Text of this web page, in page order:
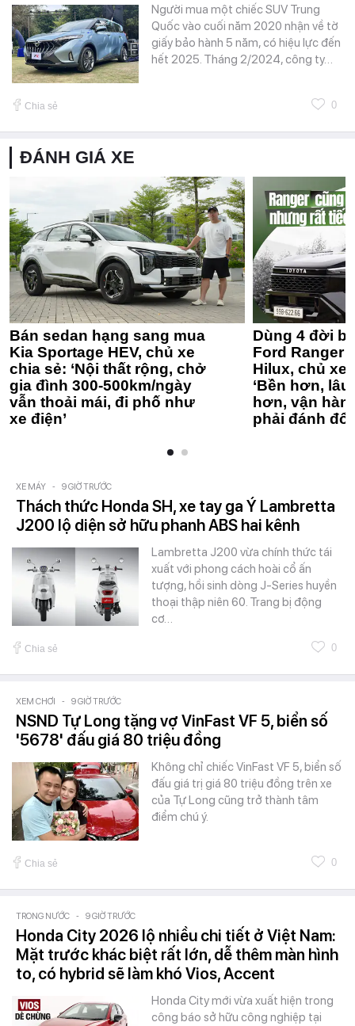
Người mua một chiếc SUV Trung
Quốc vào cuối năm 2020 nhận về tờ
giấy bảo hành 5 năm, có hiệu lực đến
hết 2025. Tháng 2/2024, công ty…
Chia sẻ 0
ĐÁNH GIÁ XE
Bán sedan hạng sang mua
Kia Sportage HEV, chủ xe
chia sẻ: ‘Nội thất rộng, chở
gia đình 300-500km/ngày
vẫn thoải mái, đi phố như
xe điện’
Dùng 4 đời
Ford Ranger
Hilux, chủ xe
‘Bền hơn,
hơn, vận
phải đánh
XE MÁY - 9 GIỜ TRƯỚC
Thách thức Honda SH, xe tay ga Ý Lambretta
J200 lộ diện sở hữu phanh ABS hai kênh
Lambretta J200 vừa chính thức tái
xuất với phong cách hoài cổ ấn
tượng, hồi sinh dòng J-Series huyền
thoại thập niên 60. Trang bị động
cơ…
Chia sẻ 0
XEM CHƠI - 9 GIỜ TRƯỚC
NSND Tự Long tặng vợ VinFast VF 5, biển số
'5678' đấu giá 80 triệu đồng
Không chỉ chiếc VinFast VF 5, biển số
đấu giá trị giá 80 triệu đồng trên xe
của Tự Long cũng trở thành tâm
điểm chú ý.
Chia sẻ 0
TRONG NƯỚC - 9 GIỜ TRƯỚC
Honda City 2026 lộ nhiều chi tiết ở Việt Nam:
Mặt trước khác biệt rất lớn, dễ thêm màn hình
to, có hybrid sẽ làm khó Vios, Accent
Honda City mới vừa xuất hiện trong
công báo sở hữu công nghiệp tại